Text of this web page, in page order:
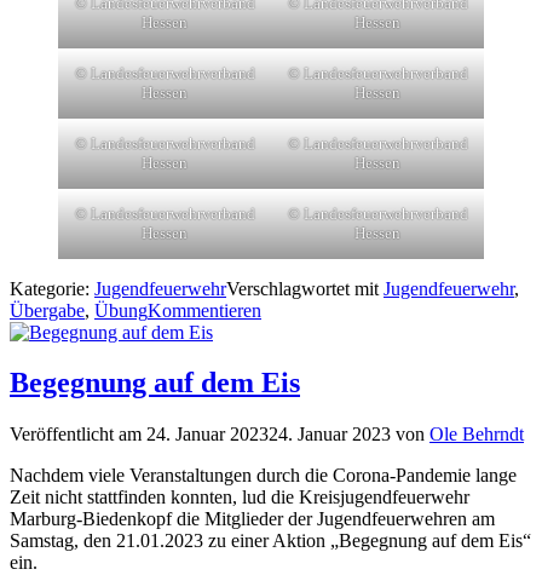
Hessen
Hessen
© Landesfeuerwehrverband
Hessen
© Landesfeuerwehrverband
Hessen
© Landesfeuerwehrverband
Hessen
© Landesfeuerwehrverband
Hessen
© Landesfeuerwehrverband
Hessen
© Landesfeuerwehrverband
Hessen
Kategorie: JugendfeuerwehrVerschlagwortet mit Jugendfeuerwehr,
Übergabe, ÜbungKommentieren
Begegnung auf dem Eis
Veröffentlicht am 24. Januar 202324. Januar 2023 von Ole Behrndt
Nachdem viele Veranstaltungen durch die Corona-Pandemie lange
Zeit nicht stattfinden konnten, lud die Kreisjugendfeuerwehr
Marburg-Biedenkopf die Mitglieder der Jugendfeuerwehren am
Samstag, den 21.01.2023 zu einer Aktion „Begegnung auf dem Eis“
ein.